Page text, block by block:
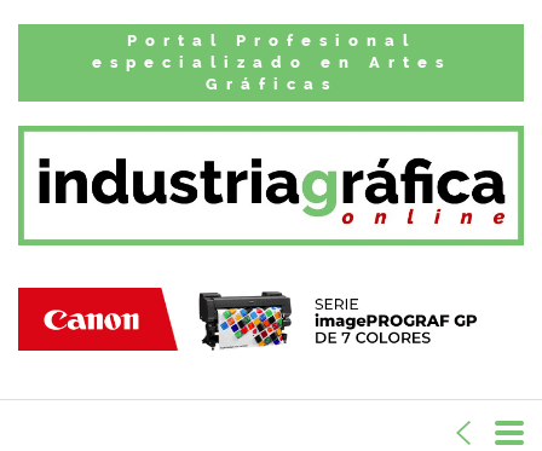
Portal Profesional
especializado en Artes
Gráficas